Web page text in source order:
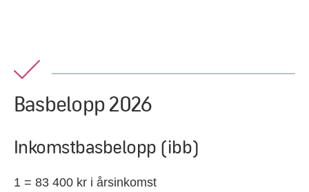
Basbelopp 2026
Inkomstbasbelopp (ibb)
1 = 83 400 kr i årsinkomst